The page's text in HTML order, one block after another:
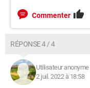
Commenter
RÉPONSE 4 / 4
Utilisateur anonyme
2 juil. 2022 à 18:58